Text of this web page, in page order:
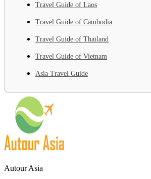
Travel Guide of Laos
Travel Guide of Cambodia
Travel Guide of Thailand
Travel Guide of Vietnam
Asia Travel Guide
Autour Asia